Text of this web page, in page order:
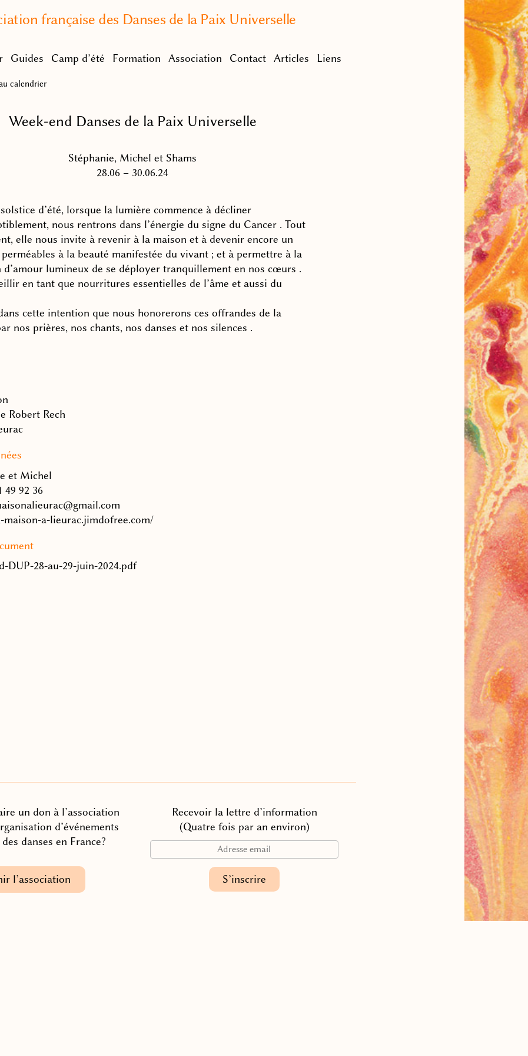
française des Danses de la Paix Universelle
Guides Camp d’été Formation Association Contact Articles Liens
calendrier
Week-end Danses de la Paix Universelle
Stéphanie, Michel et Shams
28.06 – 30.06.24
d’été, lorsque la lumière commence à décliner
nous rentrons dans l’énergie du signe du Cancer . Tout
elle nous invite à revenir à la maison et à devenir encore un
à la beauté manifestée du vivant ; et à permettre à la
lumineux de se déployer tranquillement en nos cœurs .
en tant que nourritures essentielles de l’âme et aussi du
cette intention que nous honorerons ces offrandes de la
nos prières, nos chants, nos danses et nos silences .
Robert Rech
et Michel
49 92 36
maison-a-lieurac.jimdofree.com/
DUP-28-au-29-juin-2024.pdf
un don à l’association
d’événements
danses en France?
l’association
Recevoir la lettre d’information
(Quatre fois par an environ)